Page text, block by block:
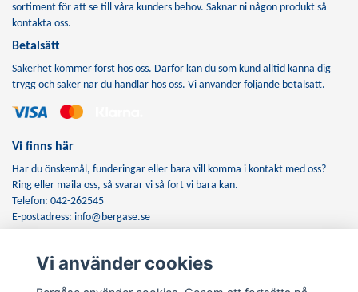
sortiment för att se till våra kunders behov. Saknar ni någon produkt så
kontakta oss.
Betalsätt
Säkerhet kommer först hos oss. Därför kan du som kund alltid känna dig
trygg och säker när du handlar hos oss. Vi använder följande betalsätt.
Vi finns här
Har du önskemål, funderingar eller bara vill komma i kontakt med oss?
Ring eller maila oss, så svarar vi så fort vi bara kan.
Telefon: 042-262545
E-postadress: info@bergase.se
Anmäl dig till vårt nyhetsbrev
Vi använder cookies